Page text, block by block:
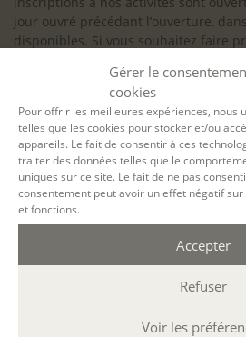
Gérer le
cookies
Pour offrir les meilleures expériences, nous
telles que les cookies pour stocker et/ou
appareils. Le fait de consentir à ces
traiter des données telles que le
uniques sur ce site. Le fait de ne pas
consentement peut avoir un effet négatif
et fonctions.
Accepter
Refuser
Voir les
jour ouvré précédant l’ouverture,
disponibles. Si vous souhaitez faire
est à effectuer au plus tard un mois
NOS ATELIERS
Découverte
L’école d’écriture
La fabrique du manuscrit
Les stages pour artistes-auteurs
Se former à la biographie